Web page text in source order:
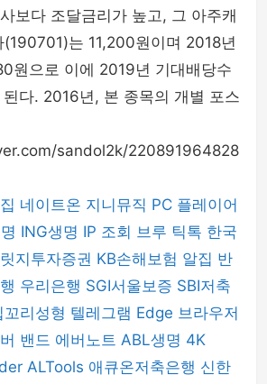
보다 조달금리가 높고, 그 아주캐
는 11,200원이며 2018년
원으로 이에 2019년 기대배당수
다. 2016년, 본 종목의 개별 포스
sandol2k/220891964828
네이트온 지니뮤직 PC 플레이어
ING생명 IP 조회 브루 틱톡 한국
지투자증권 KB손해보험 알집 반
우리은행 SGI서울보증 SBI저축
꼬리성형 텔레그램 Edge 브라우저
밴드 에버노트 ABL생명 4K
ALTools 애큐온저축은행 신한